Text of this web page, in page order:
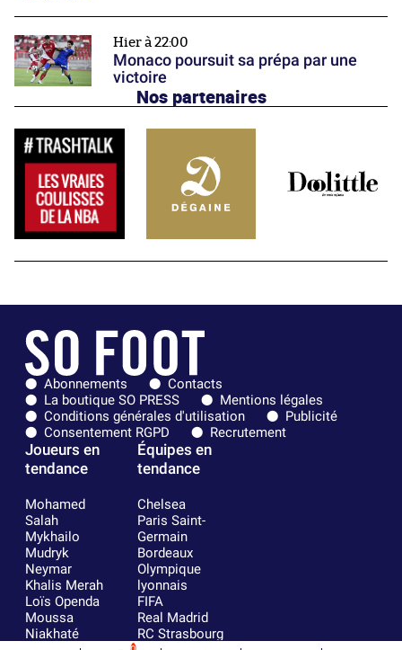
Hier à 22:00
Monaco poursuit sa prépa par une
victoire
Nos partenaires
Abonnements
Contacts
La boutique SO PRESS
Mentions légales
Conditions générales d'utilisation
Publicité
Consentement RGPD
Recrutement
Joueurs en
tendance
Mohamed
Salah
Mykhailo
Mudryk
Neymar
Khalis Merah
Loïs Openda
Moussa
Niakhaté
Équipes en
tendance
Chelsea
Paris Saint-
Germain
Bordeaux
Olympique
lyonnais
FIFA
Real Madrid
RC Strasbourg